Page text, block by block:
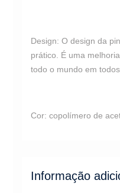
Design: O design da
prático. É uma
todo o mundo em
Cor: copolímero de
Informação